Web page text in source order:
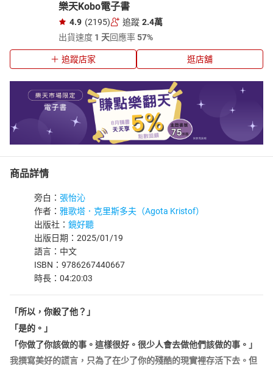
樂天Kobo電子書
4.9 (2195) 追蹤 2.4萬
出貨速度 1 天回應率57%
追蹤店家 逛店舖
商品詳情
旁白： 張怡沁
作者： 雅歌塔．克里斯多夫（Agota Kristof）
出版社： 鏡好聽
出版日期：2025/01/19
語言：中文
ISBN：9786267440667
時長：04:20:03
「所以，你殺了他？」
「是的。」
「你做了你該做的事。這樣很好。很少人會去做他們該做的事。」
我撰寫美好的謊言，只為了在少了你的殘酷的現實裡存活下去。但